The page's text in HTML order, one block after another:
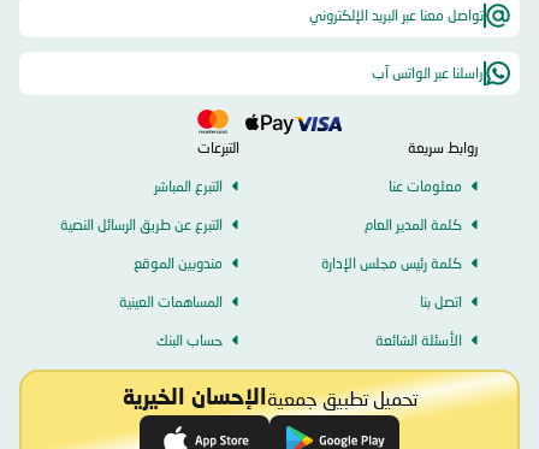
تواصل معنا عبر البريد الإلكتروني
راسلنا عبر الواتس آب
روابط سريعة
معلومات عنا
كلمة المدير العام
كلمة رئيس مجلس الإدارة
اتصل بنا
الأسئلة الشائعة
التبرعات
التبرع المباشر
التبرع عن طريق الرسائل النصية
مندوبين الموقع
المساهمات العينية
حساب البنك
تحميل تطبيق جمعية الإحسان الخيرية